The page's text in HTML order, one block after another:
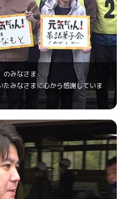
のみなさま
みなさまに心から感謝していま